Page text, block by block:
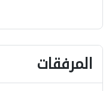
المرفقات